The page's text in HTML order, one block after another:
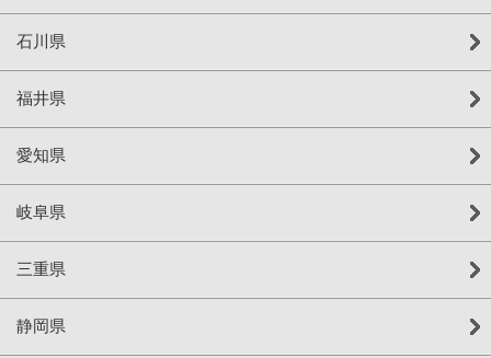
石川県
福井県
愛知県
岐阜県
三重県
静岡県